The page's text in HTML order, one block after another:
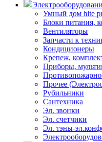
Умный дом hite
Блоки питания,
Вентиляторы
Запчасти к
Кондиционеры
Крепеж,
Приборы,
Прочее
Рубильники
Сантехника
Эл. звонки
Эл. счетчики
Эл. тэны-